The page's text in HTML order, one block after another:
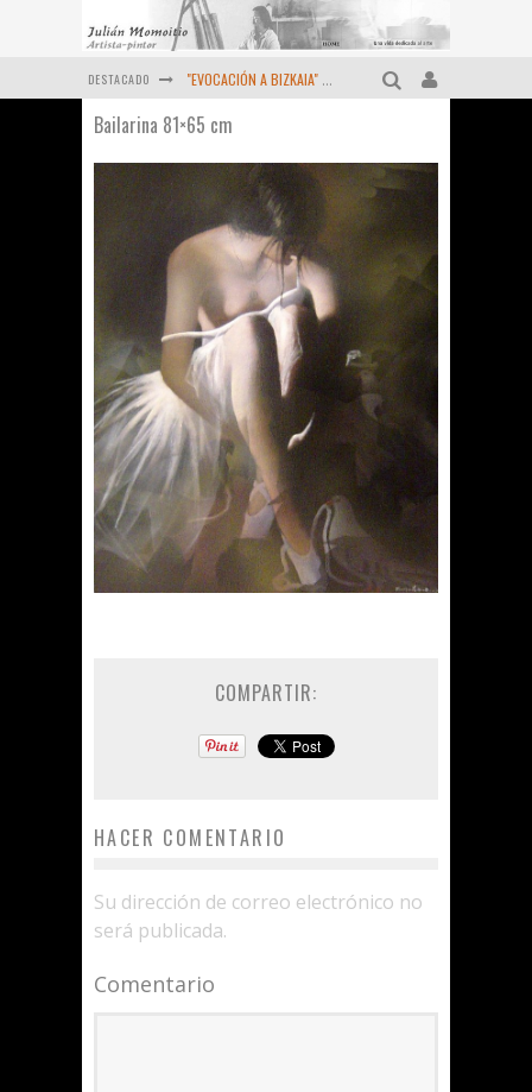
DESTACADO "EVOCACIÓN A BIZKAIA" ORTUELLA (1983-2024) Momoitio
Diciembre de 2021 - Últimas obras
MOMOITIO y La Espiral de las artes (1998 )
Bailarina 81×65 cm
COMPARTIR:
HACER COMENTARIO
Su dirección de correo electrónico no
será publicada.
Comentario